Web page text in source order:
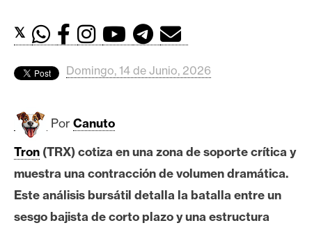
d
s
B
i
t
c
o
i
𝕏
Domingo, 14 de Junio, 2026
Por Canuto
Tron (TRX) cotiza en una zona de soporte crítica y
muestra una contracción de volumen dramática.
Este análisis bursátil detalla la batalla entre un
sesgo bajista de corto plazo y una estructura